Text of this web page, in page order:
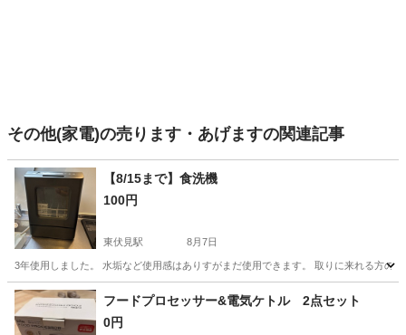
その他(家電)の売ります・あげますの関連記事
【8/15まで】食洗機
100円
東伏見駅 8月7日
3年使用しました。 水垢など使用感はありすがまだ使用できます。 取りに来れる方の
東京 練馬区 東伏見駅 キッチン家電
フードプロセッサー&電気ケトル 2点セット
0円